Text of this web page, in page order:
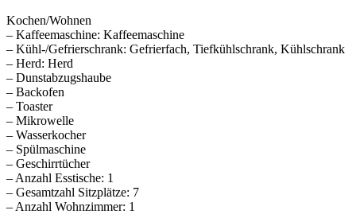
Kochen/Wohnen
– Kaffeemaschine: Kaffeemaschine
– Kühl-/Gefrierschrank: Gefrierfach, Tiefkühlschrank, Kühlschrank
– Herd: Herd
– Dunstabzugshaube
– Backofen
– Toaster
– Mikrowelle
– Wasserkocher
– Spülmaschine
– Geschirrtücher
– Anzahl Esstische: 1
– Gesamtzahl Sitzplätze: 7
– Anzahl Wohnzimmer: 1